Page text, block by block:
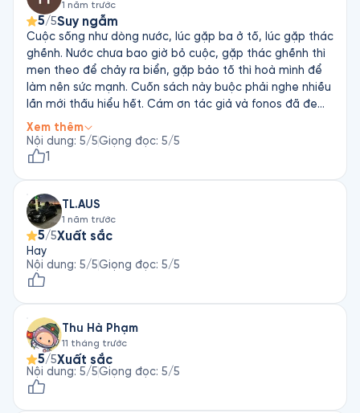
năng hèn mọn của con người. Thúc đẩy ta tới chỗ cao
hơn! Tiêu chuẩn cao hơn! Vượt lên chính mình! Thách
thức chính mình! (Mệt ha!) . . Sách nói mới hồi tháng 8
Fonos giới thiệu. Nhìn cái bìa mình không mê lắm, nhưng
cũng nghe thử thì, cảm giác nghe tới đâu được khơi
sáng tới đó. Một cách nhẹ nhàng. Và quyết định mua
thêm bản cứng. . . Ngôn từ dịu dàng như nước. Khoa học
thư thái. Như một bản nhạc du dương, nhẹ nhàng. Khiến
mình mở to đôi mắt, gióng tai nghe, mở rộng tầm nhìn.
Nước nước tràn đầy tâm trí. . . Nghe sách nói thì kèm
thêm nhạc nữa nên thích lắm!
1 năm trước
5/5Suy ngẫm
Cuộc sống như dòng nước, lúc gặp ba ở tố, lúc gặp thác
ghềnh. Nước chưa bao giờ bỏ cuộc, gặp thác ghềnh thì
men theo để chảy ra biển, gặp bảo tố thì hoà mình để
làm nên sức mạnh. Cuốn sách này buộc phải nghe nhiều
lần mới thấu hiểu hết. Cám ơn tác giả và fonos đã đem
đến một quyển sách hay, giọng đọc thu hút, xoa diệu
tinh thần người nghe
Xem thêm
Nội dung: 5/5Giọng đọc: 5/5
1
TL.AUS
1 năm trước
5/5Xuất sắc
Hay
Nội dung: 5/5Giọng đọc: 5/5
Thu Hà Phạm
11 tháng trước
5/5Xuất sắc
Nội dung: 5/5Giọng đọc: 5/5